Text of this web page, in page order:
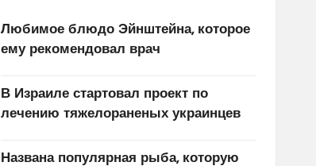
Любимое блюдо Эйнштейна, которое
ему рекомендовал врач
В Израиле стартовал проект по
лечению тяжелораненых украинцев
Названа популярная рыба, которую